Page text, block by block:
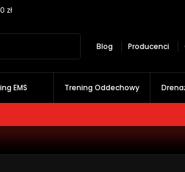
zł
Blog Producenci
EMS Trening Oddechowy